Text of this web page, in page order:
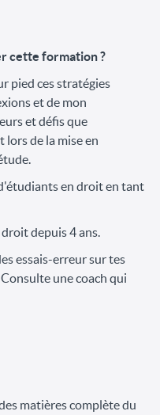
cette formation ?
pied ces stratégies
et de mon
et défis que
de la mise en
en droit en tant
droit depuis 4 ans.
essais-erreur sur tes
une coach qui
matières complète du